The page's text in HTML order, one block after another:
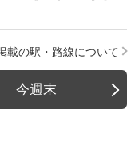
載の駅・路線について
今週末